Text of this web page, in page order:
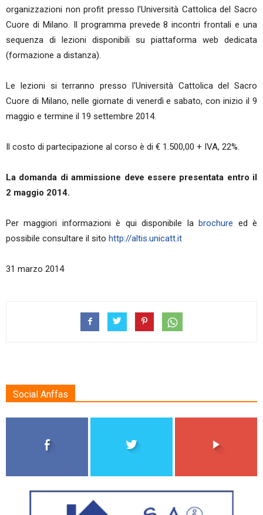
organizzazioni non profit presso l'Università Cattolica del Sacro
Cuore di Milano. Il programma prevede 8 incontri frontali e una
sequenza di lezioni disponibili su piattaforma web dedicata
(formazione a distanza).
Le lezioni si terranno presso l'Università Cattolica del Sacro
Cuore di Milano, nelle giornate di venerdì e sabato, con inizio il 9
maggio e termine il 19 settembre 2014.
Il costo di partecipazione al corso è di € 1.500,00 + IVA, 22%.
La domanda di ammissione deve essere presentata entro il
2 maggio 2014.
Per maggiori informazioni è qui disponibile labrochure ed è
possibile consultare il sito http://altis.unicatt.it
31 marzo 2014
Social Anffas